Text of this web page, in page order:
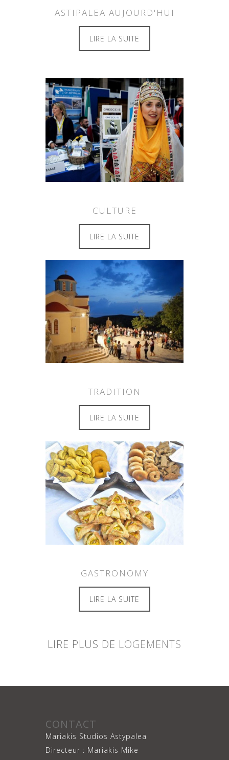
ASTIPALEA AUJOURD'HUI
LIRE LA SUITE
CULTURE
LIRE LA SUITE
TRADITION
LIRE LA SUITE
GASTRONOMY
LIRE LA SUITE
LIRE PLUS DE LOGEMENTS
CONTACT
Mariakis Studios Astypalea
Directeur : Mariakis Mike